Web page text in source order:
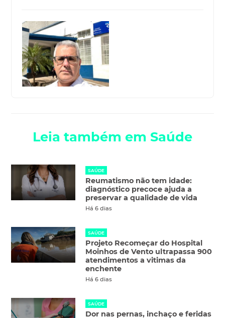
Leia também em Saúde
SAÚDE
Reumatismo não tem idade:
diagnóstico precoce ajuda a
preservar a qualidade de vida
Há 6 dias
SAÚDE
Projeto Recomeçar do Hospital
Moinhos de Vento ultrapassa 900
atendimentos a vitimas da
enchente
Há 6 dias
SAÚDE
Dor nas pernas, inchaço e feridas